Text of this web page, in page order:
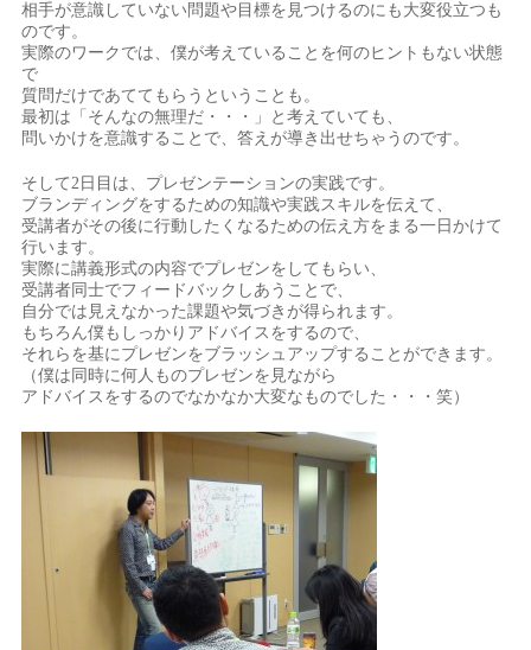
相手が意識していない問題や目標を見つけるのにも大変役立つも
のです。
実際のワークでは、僕が考えていることを何のヒントもない状態
で
質問だけであててもらうということも。
最初は「そんなの無理だ・・・」と考えていても、
問いかけを意識することで、答えが導き出せちゃうのです。
そして2日目は、プレゼンテーションの実践です。
ブランディングをするための知識や実践スキルを伝えて、
受講者がその後に行動したくなるための伝え方をまる一日かけて
行います。
実際に講義形式の内容でプレゼンをしてもらい、
受講者同士でフィードバックしあうことで、
自分では見えなかった課題や気づきが得られます。
もちろん僕もしっかりアドバイスをするので、
それらを基にプレゼンをブラッシュアップすることができます。
（僕は同時に何人ものプレゼンを見ながら
アドバイスをするのでなかなか大変なものでした・・・笑）